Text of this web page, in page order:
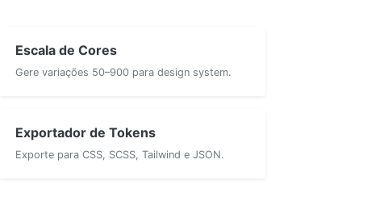
Escala de Cores
Gere variações 50–900 para design system.
Exportador de Tokens
Exporte para CSS, SCSS, Tailwind e JSON.